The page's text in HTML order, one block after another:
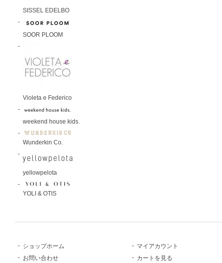
SISSEL EDELBO
SOOR PLOOM
Violeta e Federico
weekend house kids.
Wunderkin Co.
yellowpelota
YOLI & OTIS
ショップホーム
お問い合わせ
マイアカウント
カートを見る